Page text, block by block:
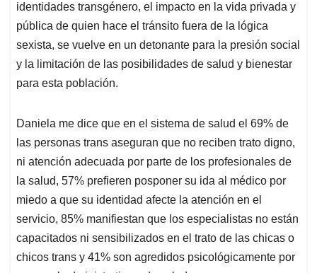
identidades transgénero, el impacto en la vida privada y
pública de quien hace el tránsito fuera de la lógica
sexista, se vuelve en un detonante para la presión social
y la limitación de las posibilidades de salud y bienestar
para esta población.
Daniela me dice que en el sistema de salud el 69% de
las personas trans aseguran que no reciben trato digno,
ni atención adecuada por parte de los profesionales de
la salud, 57% prefieren posponer su ida al médico por
miedo a que su identidad afecte la atención en el
servicio, 85% manifiestan que los especialistas no están
capacitados ni sensibilizados en el trato de las chicas o
chicos trans y 41% son agredidos psicológicamente por